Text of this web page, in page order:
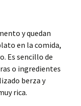
y quedan
en la comida,
Es sencillo de
o ingredientes
berza y
rica.